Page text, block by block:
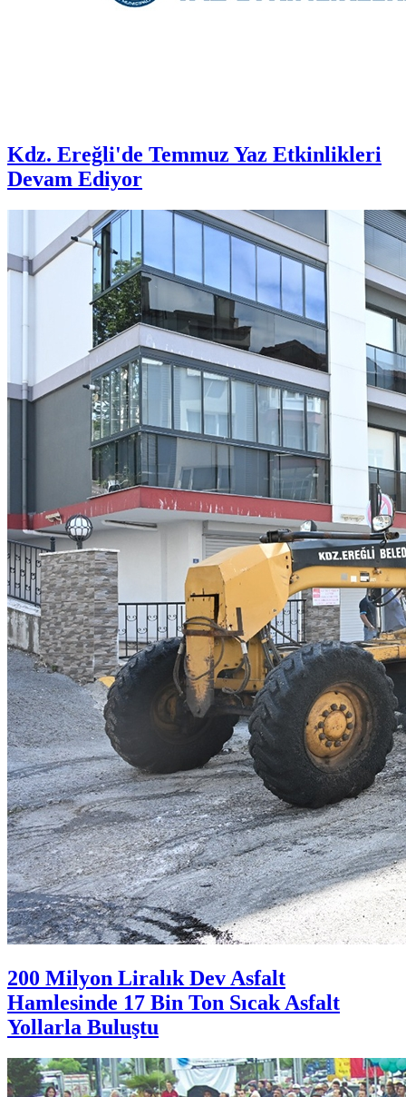
Kdz. Ereğli'de Temmuz Yaz Etkinlikleri
Devam Ediyor
200 Milyon Liralık Dev Asfalt
Hamlesinde 17 Bin Ton Sıcak Asfalt
Yollarla Buluştu